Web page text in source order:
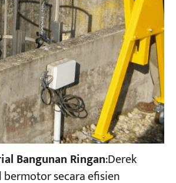
Bangunan Ringan:Derek
secara efisien